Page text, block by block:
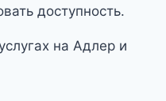
доступность.
на Адлер и